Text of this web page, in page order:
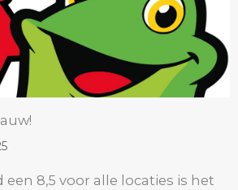
8,5 voor alle locaties is het